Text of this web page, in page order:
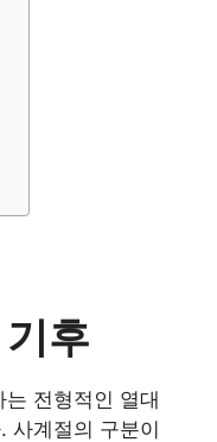
후
전형적인 열대
사계절의 구분이